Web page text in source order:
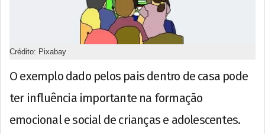
Crédito: Pixabay
O exemplo dado pelos pais dentro de casa pode
ter influência importante na formação
emocional e social de crianças e adolescentes.